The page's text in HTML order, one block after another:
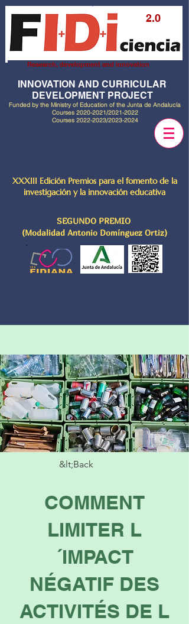
2.0
Research, development and innovation
INNOVATION AND CURRICULAR
DEVELOPMENT PROJECT
Funded by the Ministry of Education of the Junta de Andalucía
Courses 2020-2021/2021-2022
Courses 2022-2023/2023-2024
XXXIII Edición Premios para el fomento de la
investigación y la innovación educativa
SEGUNDO PREMIO
(Modalidad Antonio Domínguez Ortiz)
&lt;Back
COMMENT
LIMITER L
´IMPACT
NÉGATIF DES
ACTIVITÉS DE L